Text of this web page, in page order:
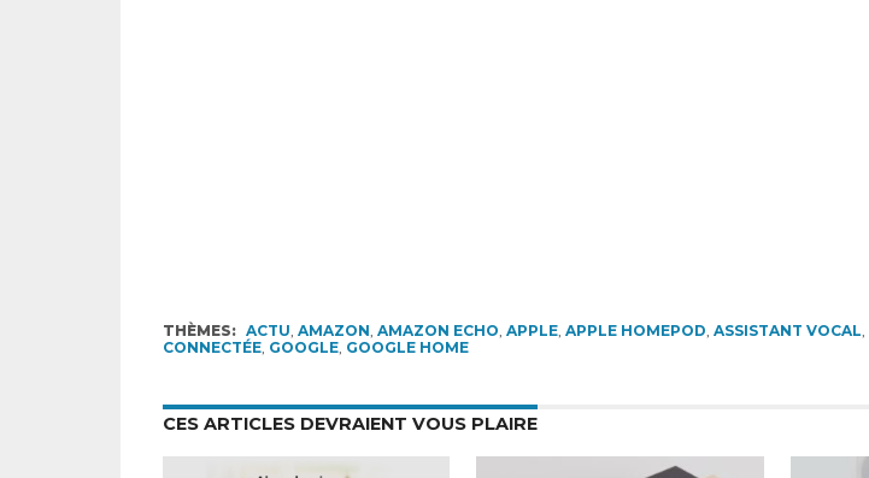
THÈMES: ACTU AMAZON AMAZON ECHO APPLE, APPLE HOMEPOD ASSISTANT VOCAL
CONNECTÉE, GOOGLE, GOOGLE HOME
CES ARTICLES DEVRAIENT VOUS PLAIRE